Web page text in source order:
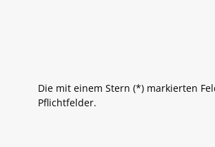
Die mit einem Stern (*) markierten
Pflichtfelder.